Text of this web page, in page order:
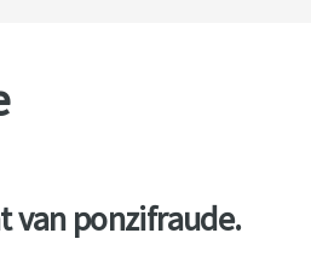
van ponzifraude.